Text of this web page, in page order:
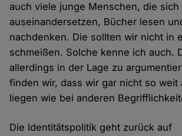
auch viele junge Menschen, die sich
auseinandersetzen, Bücher lesen
nachdenken. Die sollten wir nicht in
schmeißen. Solche kenne ich auch.
allerdings in der Lage zu
finden wir, dass wir gar nicht so weit
liegen wie bei anderen
Die Identitätspolitik geht zurück auf